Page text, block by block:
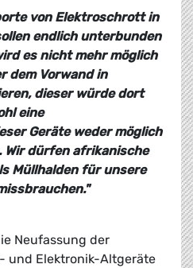
von Elektroschrott in
endlich unterbunden
es nicht mehr möglich
dem Vorwand in
dieser würde dort
eine
Geräte weder möglich
dürfen afrikanische
Müllhalden für unsere
Neufassung der
und Elektronik-Altgeräte